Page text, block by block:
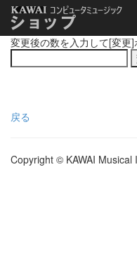
変更後の数を入力して[変更]
戻る
Copyright © KAWAI